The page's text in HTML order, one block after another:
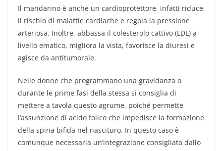
Il mandarino è anche un cardioprotettore, infatti riduce
il rischio di malattie cardiache e regola la pressione
arteriosa. Inoltre, abbassa il colesterolo cattivo (LDL) a
livello ematico, migliora la vista, favorisce la diuresi e
agisce da antitumorale.
Nelle donne che programmano una gravidanza o
durante le prime fasi della stessa si consiglia di
mettere a tavola questo agrume, poiché permette
l’assunzione di acido folico che impedisce la formazione
della spina bifida nel nascituro. In questo caso è
comunque necessaria un’integrazione consigliata dallo